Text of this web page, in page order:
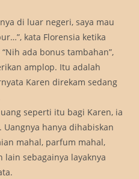
di luar negeri, saya mau
kata Florensia ketika
ada bonus tambahan”,
amplop. Itu adalah
Karen direkam sedang
seperti itu bagi Karen, ia
hanya dihabiskan
mahal, parfum mahal,
lain sebagainya layaknya